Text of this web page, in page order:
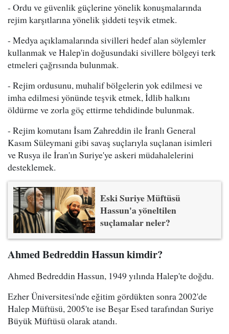
- Ordu ve güvenlik güçlerine yönelik konuşmalarında
rejim karşıtlarına yönelik şiddeti teşvik etmek.
- Medya açıklamalarında sivilleri hedef alan söylemler
kullanmak ve Halep'in doğusundaki sivillere bölgeyi terk
etmeleri çağrısında bulunmak.
- Rejim ordusunu, muhalif bölgelerin yok edilmesi ve
imha edilmesi yönünde teşvik etmek, İdlib halkını
öldürme ve zorla göç ettirme tehdidinde bulunmak.
- Rejim komutanı İsam Zahreddin ile İranlı General
Kasım Süleymani gibi savaş suçlarıyla suçlanan isimleri
ve Rusya ile İran'ın Suriye'ye askeri müdahalelerini
desteklemek.
Eski Suriye Müftüsü
Hassun'a yöneltilen
suçlamalar neler?
Ahmed Bedreddin Hassun kimdir?
Ahmed Bedreddin Hassun, 1949 yılında Halep'te doğdu.
Ezher Üniversitesi'nde eğitim gördükten sonra 2002'de
Halep Müftüsü, 2005'te ise Beşar Esed tarafından Suriye
Büyük Müftüsü olarak atandı.